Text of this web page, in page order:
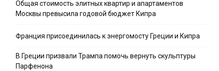
Общая стоимость элитных квартир и апартаментов
Москвы превысила годовой бюджет Кипра
Франция присоединилась к энергомосту Греции и Кипра
В Греции призвали Трампа помочь вернуть скульптуры
Парфенона